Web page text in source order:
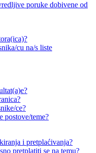
poruke dobivene od
cu na/s liste
ce?
postove/teme?
i pretplaćivanja?
pretplatiti se na temu?